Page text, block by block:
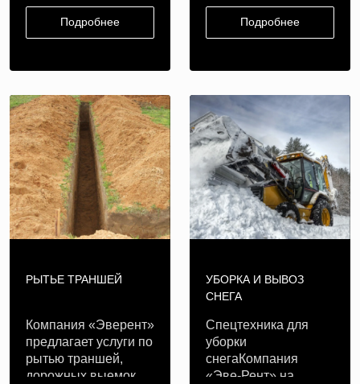
строительство
начинается с п..
Подробнее
строительства
является р..
Подробнее
РЫТЬЕ ТРАНШЕЙ
Компания «Эверент»
предлагает услуги по
рытью траншей,
дорожных выемок,
УБОРКА И ВЫВОЗ
СНЕГА
Спецтехника для
уборки
снегаКомпания
«Эве-Рент» на